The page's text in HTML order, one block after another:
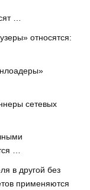
…
относятся:
сетевых
…
в другой без
применяются